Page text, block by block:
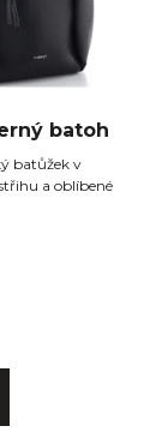
batoh
batůžek v
a oblíbené